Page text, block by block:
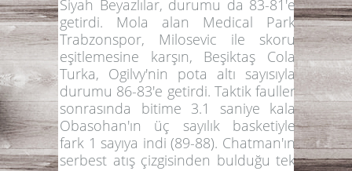
Siyah Beyazlılar, durumu da 83-81'e
getirdi. Mola alan Medical Park
Trabzonspor, Milosevic ile skoru
eşitlemesine karşın, Beşiktaş Cola
Turka, Ogilvy'nin pota altı sayısıyla
durumu 86-83'e getirdi. Taktik fauller
sonrasında bitime 3.1 saniye kala
Obasohan'ın üç sayılık basketiyle
fark 1 sayıya indi (89-88). Chatman'ın
serbest atış çizgisinden bulduğu tek